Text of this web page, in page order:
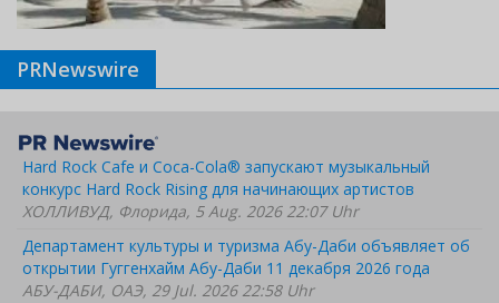
PRNewswire
Hard Rock Cafe и Coca-Cola® запускают музыкальный
конкурс Hard Rock Rising для начинающих артистов
ХОЛЛИВУД, Флорида, 5 Aug. 2026 22:07 Uhr
Департамент культуры и туризма Абу-Даби объявляет об
открытии Гуггенхайм Абу-Даби 11 декабря 2026 года
АБУ-ДАБИ, ОАЭ, 29 Jul. 2026 22:58 Uhr